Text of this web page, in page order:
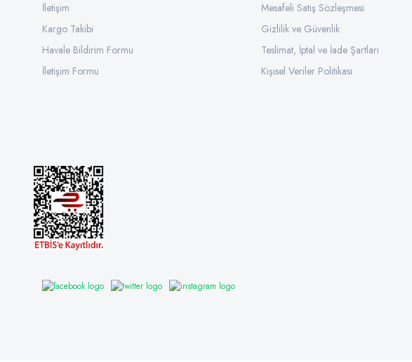
İletişim
Kargo Takibi
Havale Bildirim Formu
İletişim Formu
Mesafeli Satış Sözleşmesi
Gizlilik ve Güvenlik
Teslimat, İptal ve İade Şartları
Kişisel Veriler Politikası